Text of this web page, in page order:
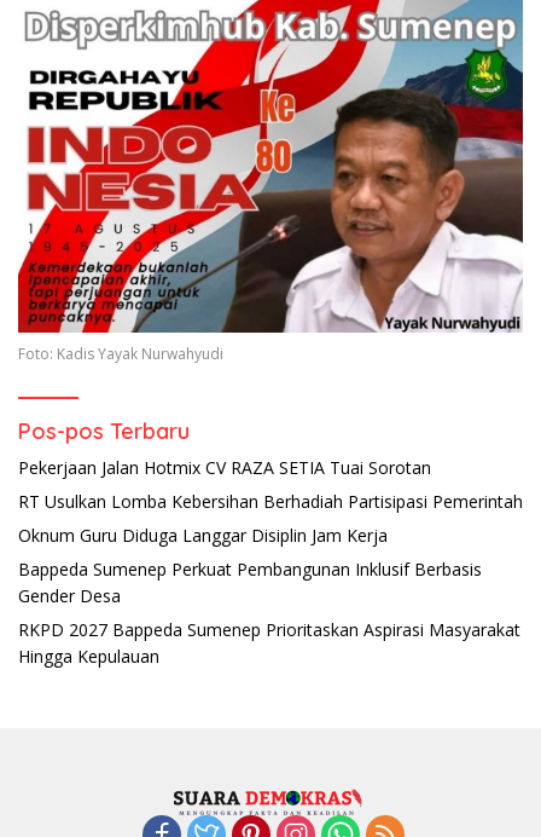
Foto: Kadis Yayak Nurwahyudi
Pos-pos Terbaru
Pekerjaan Jalan Hotmix CV RAZA SETIA Tuai Sorotan
RT Usulkan Lomba Kebersihan Berhadiah Partisipasi Pemerintah
Oknum Guru Diduga Langgar Disiplin Jam Kerja
Bappeda Sumenep Perkuat Pembangunan Inklusif Berbasis
Gender Desa
RKPD 2027 Bappeda Sumenep Prioritaskan Aspirasi Masyarakat
Hingga Kepulauan